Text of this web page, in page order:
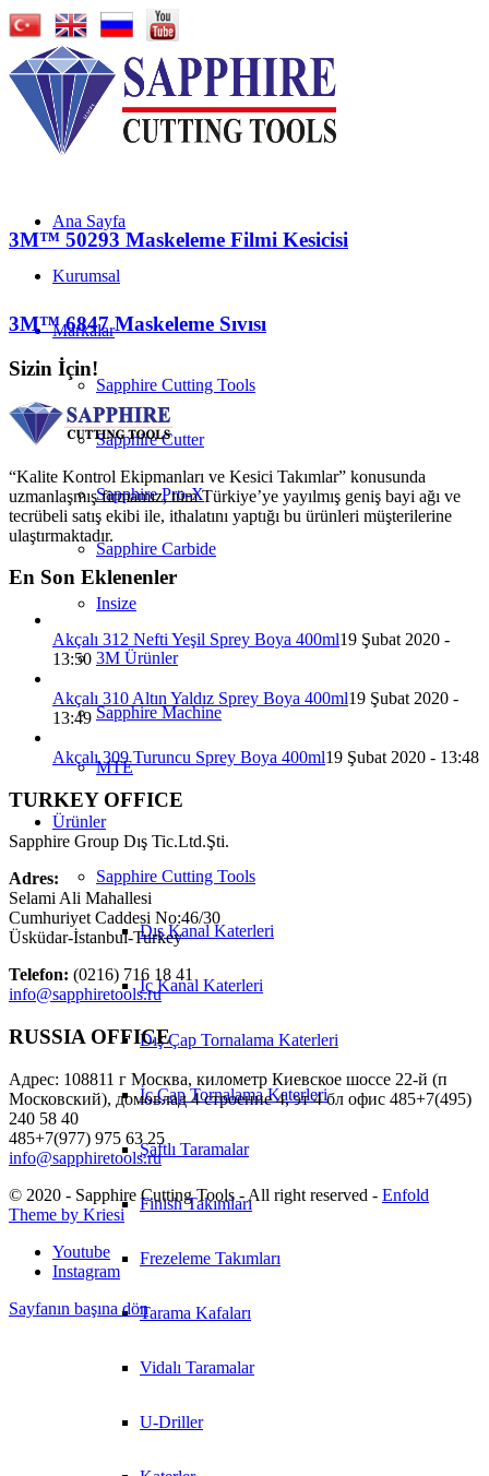
Ana Sayfa
Kurumsal
Markalar
Sapphire Cutting Tools
Sapphire Cutter
Sapphire Pro-X
Sapphire Carbide
Insize
3M Ürünler
Sapphire Machine
MTE
Ürünler
Sapphire Cutting Tools
Dış Kanal Katerleri
İç Kanal Katerleri
Dış Çap Tornalama Katerleri
İç Çap Tornalama Katerleri
Şaftlı Taramalar
Finish Takımları
Frezeleme Takımları
Tarama Kafaları
Vidalı Taramalar
U-Driller
3M™ 50293 Maskeleme Filmi Kesicisi
3M™ 6847 Maskeleme Sıvısı
Sizin İçin!
“Kalite Kontrol Ekipmanları ve Kesici Takımlar” konusunda
uzmanlaşmış firmamız, tüm Türkiye’ye yayılmış geniş bayi ağı ve
tecrübeli satış ekibi ile, ithalatını yaptığı bu ürünleri müşterilerine
ulaştırmaktadır.
En Son Eklenenler
Akçalı 312 Nefti Yeşil Sprey Boya 400ml19 Şubat 2020 -
13:50
Akçalı 310 Altın Yaldız Sprey Boya 400ml19 Şubat 2020 -
13:49
Akçalı 309 Turuncu Sprey Boya 400ml19 Şubat 2020 - 13:48
TURKEY OFFICE
Sapphire Group Dış Tic.Ltd.Şti.
Adres:
Selami Ali Mahallesi
Cumhuriyet Caddesi No:46/30
Üsküdar-İstanbul-Turkey
Telefon: (0216) 716 18 41
info@sapphiretools.ru
RUSSIA OFFICE
Адрес: 108811 г Москва, километр Киевское шоссе 22-й (п
Московский), домовлад 4 строение 4, эт 4 бл офис 485+7(495)
240 58 40
485+7(977) 975 63 25
info@sapphiretools.ru
© 2020 - Sapphire Cutting Tools - All right reserved - Enfold
Theme by Kriesi
Youtube
Instagram
Sayfanın başına dön